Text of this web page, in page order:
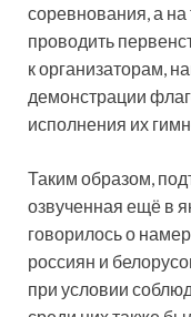
соревнования, а
проводить
к организаторам,
демонстрации
исполнения их
Таким образом,
озвученная ещё в
говорилось о
россиян и
при условии